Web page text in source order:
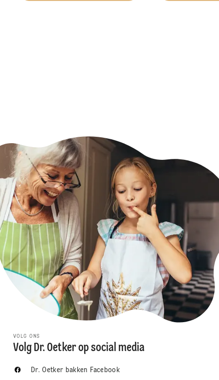
VOLG ONS
Volg Dr. Oetker op social media
Dr. Oetker bakken Facebook